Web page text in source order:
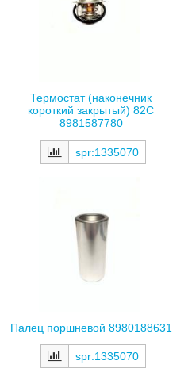
Термостат (наконечник
короткий закрытый) 82С
8981587780
spr:1335070
Палец поршневой 8980188631
spr:1335070